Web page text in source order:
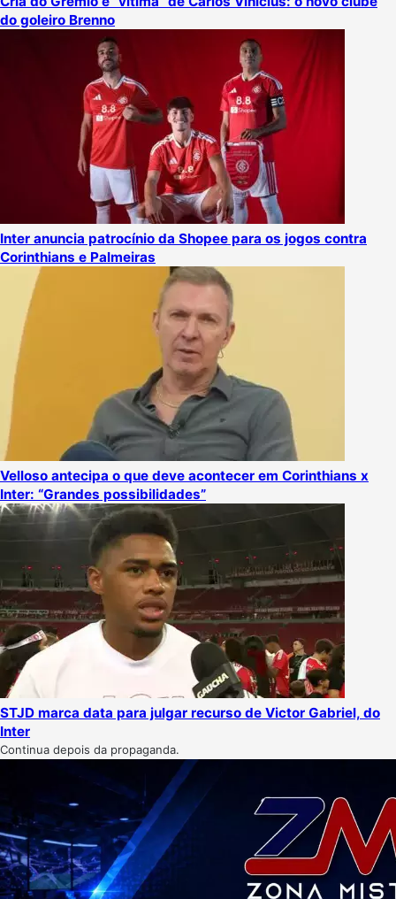
do goleiro Brenno
Inter anuncia patrocínio da Shopee para os jogos contra
Corinthians e Palmeiras
Velloso antecipa o que deve acontecer em Corinthians x
Inter: “Grandes possibilidades”
STJD marca data para julgar recurso de Victor Gabriel, do
Inter
Continua depois da propaganda.